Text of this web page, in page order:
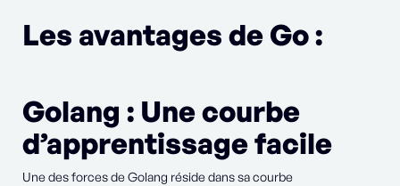
Les avantages de Go :
Golang : Une courbe
d’apprentissage facile
Une des forces de Golang réside dans sa courbe